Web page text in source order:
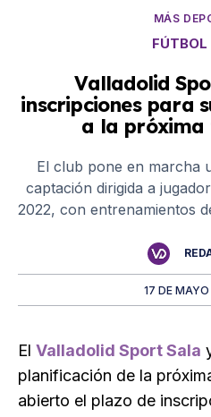
MÁS
Valladolid
inscripciones para
a la
El club pone en marcha
captación dirigida a
2022, con entrenamientos
17 DE
El Valladolid Sport Sala
planificación de la
abierto el plazo de